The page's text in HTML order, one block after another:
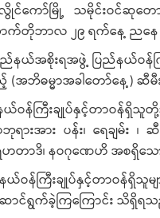
င်ကော်မြို့ သမိုင်းဝင်ဆုတေ
က်တိုဘာလ ၂၉ ရက်နေ့ ညနေ
ြည်နယ်အစိုးရအဖွဲ့ ပြည်နယ်ဝ
ဘိဓမ္မာအခါတော်နေ့) ဆီမီ
န်ကြီးချုပ်နှင့်တာဝန်ရှိသူ
ဘုရားအား ပန်း၊ ရေချ
တာဒိ၊ နဝဂုဏေဟိ အစရှိသော
ဝန်ကြီးချုပ်နှင့်တာဝန်ရှိသူ
ဆောင်ရွက်ခဲ့ကြကြောင်း သိရှိရ